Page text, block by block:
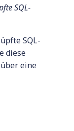
SQL-
SQL-
diese
eine